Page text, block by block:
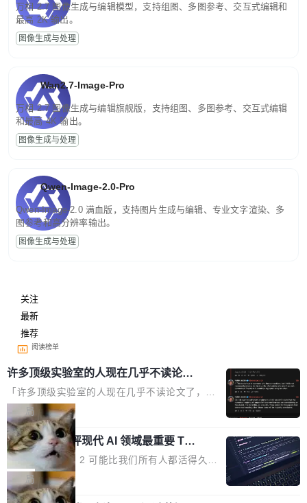
万相 2.7 图像生成与编辑模型，支持组图、多图参考、交互式编辑和
最高 2K 输出。
图像生成与处理
Wan2.7-Image-Pro
万相 2.7 图像生成与编辑旗舰版，支持组图、多图参考、交互式编辑
和最高 4K 输出。
图像生成与处理
Qwen-Image-2.0-Pro
Qwen-Image-2.0 满血版，支持图片生成与编辑、专业文字渲染、多
图参考和高分辨率输出。
图像生成与处理
关注
最新
推荐
阅读榜单
许多顶级实验室的人现在几乎不读论文
了
「许多顶级实验室的人现在几乎不读论文了，而
且他们认为 ICLR/ICML/NeurIPS 充斥着大量过
度宣传和欺诈。」 OpenAI 研究员 Keller Jorda
n 这条推文引发了广泛讨论。他不是在说风凉
话，他是说出了一个圈内人尽皆知但很少公开捅
破的事实。 Jordan 随后补充了一句软化声明：
「我不认为这些会议上大部分论文都在过度宣传
局
xAI 前工程师评现代 AI 领域最重要 Top
3 开源项目
Flash Attention 2 可能比我们所有人都活得久。
这句话不是来自某个技术博客，而是出自 Hieu
Pham 的一条推文。Hieu Pham 是谁？他是 xAI
局